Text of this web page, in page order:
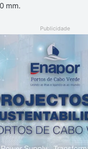
mm.
Publicidade